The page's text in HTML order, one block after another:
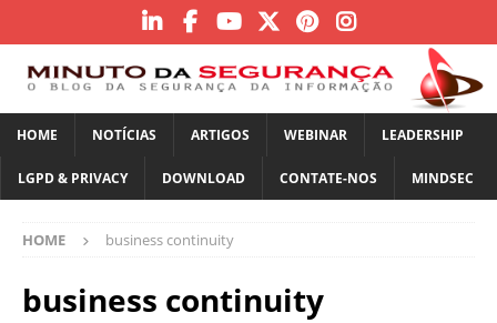
HOME NOTÍCIAS ARTIGOS WEBINAR LEADERSHIP
LGPD & PRIVACY DOWNLOAD CONTATE-NOS MINDSEC
HOME business continuity
business continuity